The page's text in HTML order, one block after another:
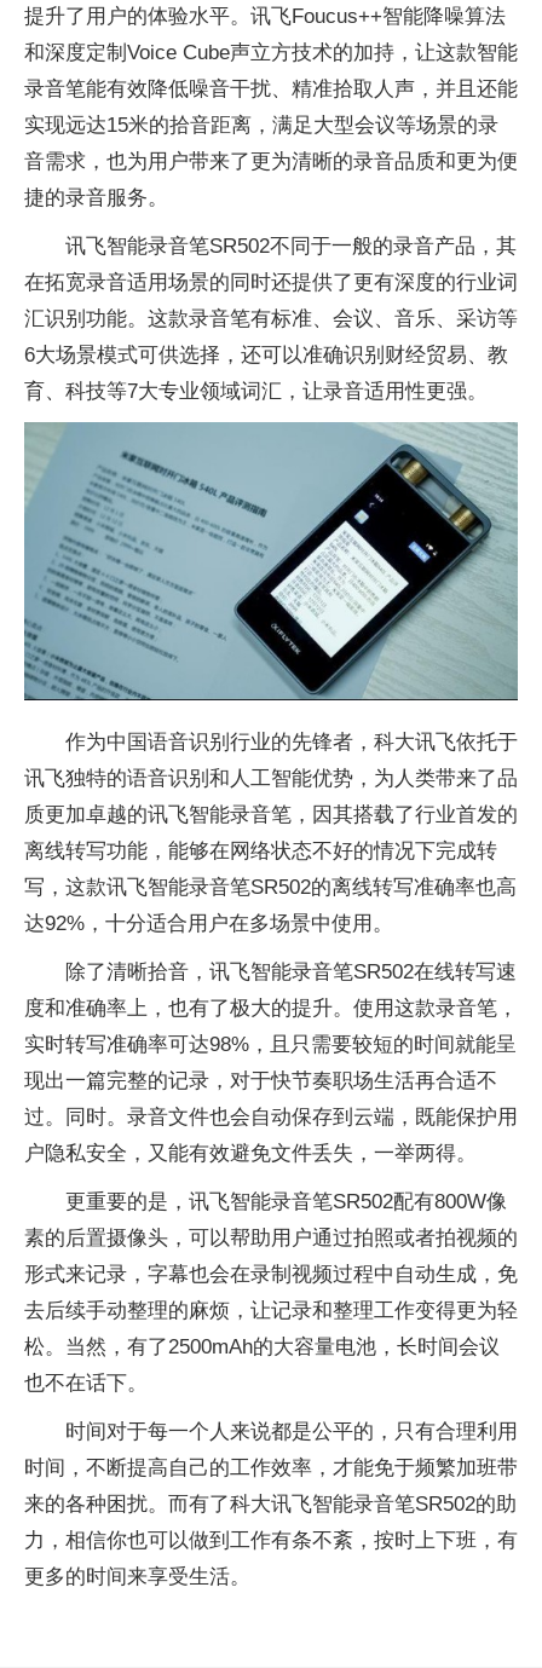
提升了用户的体验水平。讯飞Foucus++智能降噪算法
和深度定制Voice Cube声立方技术的加持，让这款智能
录音笔能有效降低噪音干扰、精准拾取人声，并且还能
实现远达15米的拾音距离，满足大型会议等场景的录
音需求，也为用户带来了更为清晰的录音品质和更为便
捷的录音服务。
讯飞智能录音笔SR502不同于一般的录音产品，其
在拓宽录音适用场景的同时还提供了更有深度的行业词
汇识别功能。这款录音笔有标准、会议、音乐、采访等
6大场景模式可供选择，还可以准确识别财经贸易、教
育、科技等7大专业领域词汇，让录音适用性更强。
作为中国语音识别行业的先锋者，科大讯飞依托于
讯飞独特的语音识别和人工智能优势，为人类带来了品
质更加卓越的讯飞智能录音笔，因其搭载了行业首发的
离线转写功能，能够在网络状态不好的情况下完成转
写，这款讯飞智能录音笔SR502的离线转写准确率也高
达92%，十分适合用户在多场景中使用。
除了清晰拾音，讯飞智能录音笔SR502在线转写速
度和准确率上，也有了极大的提升。使用这款录音笔，
实时转写准确率可达98%，且只需要较短的时间就能呈
现出一篇完整的记录，对于快节奏职场生活再合适不
过。同时。录音文件也会自动保存到云端，既能保护用
户隐私安全，又能有效避免文件丢失，一举两得。
更重要的是，讯飞智能录音笔SR502配有800W像
素的后置摄像头，可以帮助用户通过拍照或者拍视频的
形式来记录，字幕也会在录制视频过程中自动生成，免
去后续手动整理的麻烦，让记录和整理工作变得更为轻
松。当然，有了2500mAh的大容量电池，长时间会议
也不在话下。
时间对于每一个人来说都是公平的，只有合理利用
时间，不断提高自己的工作效率，才能免于频繁加班带
来的各种困扰。而有了科大讯飞智能录音笔SR502的助
力，相信你也可以做到工作有条不紊，按时上下班，有
更多的时间来享受生活。